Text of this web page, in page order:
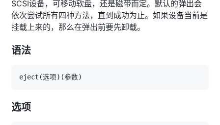
SCSI设备，可移动软盘，还是磁带而定。默认的弹出会
依次尝试所有四种方法，直到成功为止。如果设备当前是
挂载上来的，那么在弹出前要先卸载。
语法
eject (选项) (参数)
选项